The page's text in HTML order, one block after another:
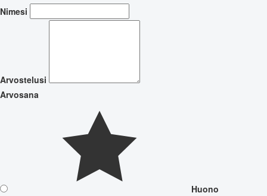
Nimesi
Arvostelusi
Arvosana
Huono